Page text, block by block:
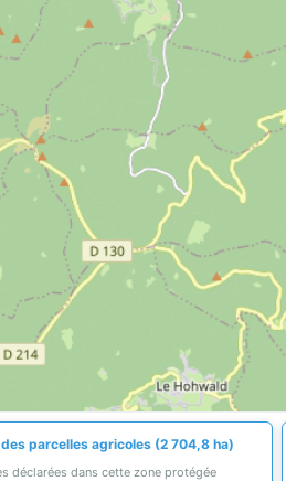
parcelles agricoles (2 704,8 ha)
déclarées dans cette zone protégée